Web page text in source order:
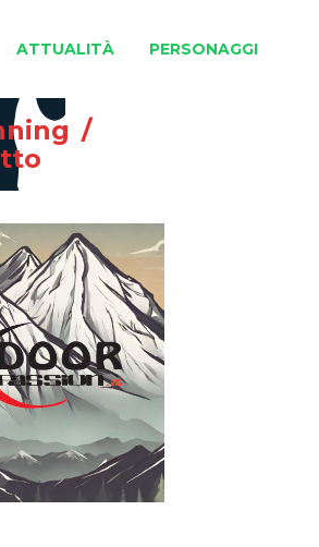
ATTUALITÀ PERSONAGGI
/